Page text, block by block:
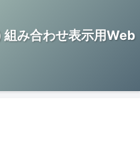
組み合わせ表示用Web